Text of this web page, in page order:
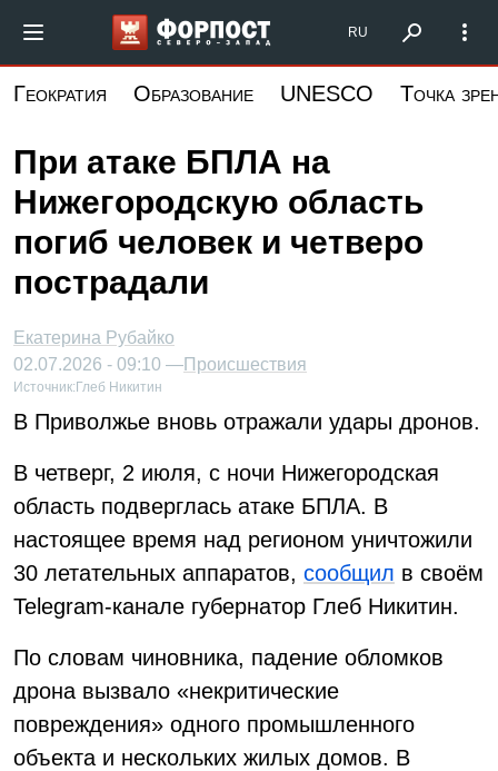
основному
Форпост Северо-Запад
RU
Геократия Образование UNESCO Точка
При атаке БПЛА на
Нижегородскую область
погиб человек и четверо
пострадали
Екатерина Рубайко
02.07.2026 - 09:10 —Происшествия
Источник: Глеб Никитин
В Приволжье вновь отражали удары дронов.
В четверг, 2 июля, с ночи Нижегородская
область подверглась атаке БПЛА. В
настоящее время над регионом уничтожили
30 летательных аппаратов, сообщил в своём
Telegram-канале губернатор Глеб Никитин.
По словам чиновника, падение обломков
дрона вызвало «некритические
повреждения» одного промышленного
объекта и нескольких жилых домов. В